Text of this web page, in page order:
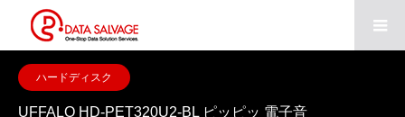
ハードディスク
UFFALO HD-PET320U2-BL ピッピッ 電子音